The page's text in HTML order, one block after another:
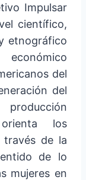
Impulsar
científico,
etnográfico
del
del
orienta los
través de la
de lo
mujeres en